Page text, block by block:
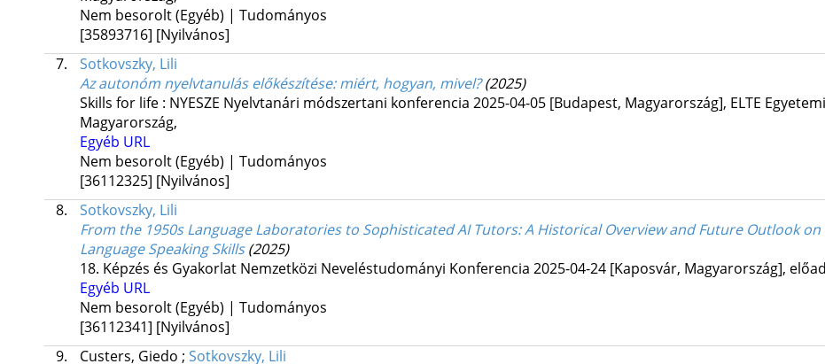
Nem besorolt (Egyéb) | Tudományos
[35893716] [Nyilvános]
7.
Sotkovszky, Lili
Az autonóm nyelvtanulás előkészítése: miért, hogyan, mivel? (2025)
Skills for life : NYESZE Nyelvtanári módszertani konferencia 2025-04-05 [Budapest, Magyarország], ELTE
Magyarország,
Egyéb URL
Nem besorolt (Egyéb) | Tudományos
[36112325] [Nyilvános]
8.
Sotkovszky, Lili
From the 1950s Language Laboratories to Sophisticated AI Tutors: A Historical Overview and Future Outlook
Language Speaking Skills (2025)
18. Képzés és Gyakorlat Nemzetközi Neveléstudományi Konferencia 2025-04-24 [Kaposvár, Magyarország],
Egyéb URL
Nem besorolt (Egyéb) | Tudományos
[36112341] [Nyilvános]
9.
Custers, Giedo ; Sotkovszky, Lili